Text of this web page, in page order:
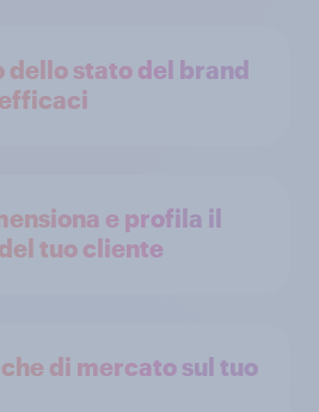
dello stato del brand
e profila il
tuo cliente
di mercato sul tuo